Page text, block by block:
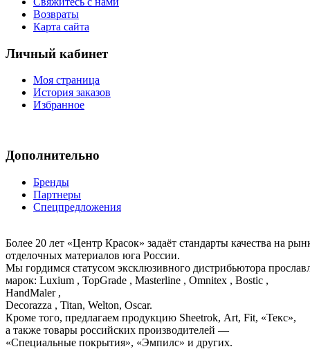
Возвраты
Карта сайта
Личный кабинет
Моя страница
История заказов
Избранное
Дополнительно
Бренды
Партнеры
Спецпредложения
Более 20 лет «Центр Красок» задаёт стандарты качества на
отделочных материалов юга России.
Мы гордимся статусом эксклюзивного дистрибьютора
марок: Luxium , TopGrade , Masterline , Omnitex , Bostic ,
HandMaler ,
Decorazza , Titan, Welton, Oscar.
Кроме того, предлагаем продукцию Sheetrok, Art, Fit, «Текс»,
а также товары российских производителей —
«Специальные покрытия», «Эмпилс» и других.